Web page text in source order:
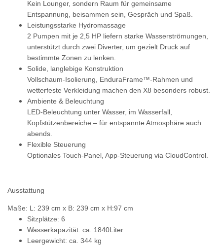
Kein Lounger, sondern Raum für gemeinsame
Entspannung, beisammen sein, Gespräch und Spaß.
Leistungsstarke Hydromassage
2 Pumpen mit je 2,5 HP liefern starke Wasserströmungen,
unterstützt durch zwei Diverter, um gezielt Druck auf
bestimmte Zonen zu lenken.
Solide, langlebige Konstruktion
Vollschaum-Isolierung, EnduraFrame™-Rahmen und
wetterfeste Verkleidung machen den X8 besonders robust.
Ambiente & Beleuchtung
LED-Beleuchtung unter Wasser, im Wasserfall,
Kopfstützenbereiche – für entspannte Atmosphäre auch
abends.
Flexible Steuerung
Optionales Touch-Panel, App-Steuerung via CloudControl.
Ausstattung
Maße: L: 239 cm x B: 239 cm x H:97 cm
Sitzplätze: 6
Wasserkapazität: ca. 1840Liter
Leergewicht: ca. 344 kg